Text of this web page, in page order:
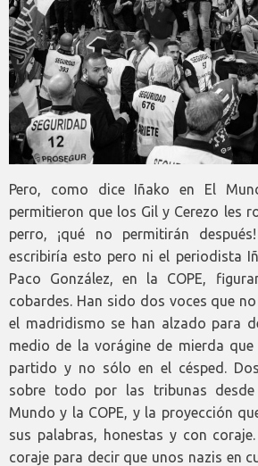
Pero, como dice Iñako en El
permitieron que los Gil y Cerezo les
perro, ¡qué no permitirán
escribiría esto pero ni el periodista
Paco González, en la COPE,
cobardes. Han sido dos voces que
el madridismo se han alzado para
medio de la vorágine de mierda
partido y no sólo en el césped.
sobre todo por las tribunas
Mundo y la COPE, y la proyección
sus palabras, honestas y con
coraje para decir que unos nazis en